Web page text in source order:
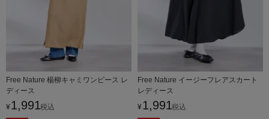
Free Nature 楊柳キャミワンピース レ
ディース
¥ 1,991税込
Free Nature イージーフレアスカート
レディース
¥ 1,991税込